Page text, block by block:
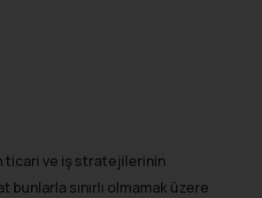
ticari ve iş stratejilerinin
sınırlı olmamak üzere